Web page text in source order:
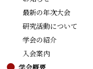
最新の年次大会
研究活動について
学会の紹介
入会案内
学会概要